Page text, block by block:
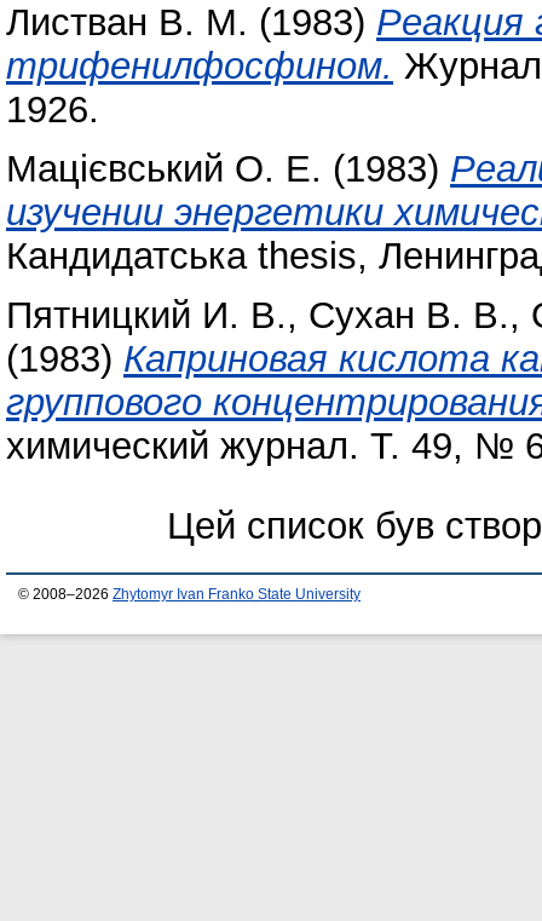
Листван В. М. (1983) Реакция
трифенилфосфином.
1926.
Мацієвський О. Е. (1983)
изучении энергетики
Кандидатська thesis,
Пятницкий И. В., Сухан В. В.,
(1983) Каприновая кислота
группового
химический журнал. Т. 49, №
Цей список був
© 2008–2026 Zhytomyr Ivan Franko State University